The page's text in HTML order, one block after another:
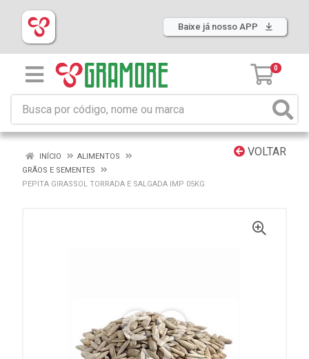
Baixe já nosso APP
0
VOLTAR
INÍCIO
ALIMENTOS
GRÃOS E SEMENTES
PEPITA GIRASSOL TORRADA E SALGADA IMP 05KG